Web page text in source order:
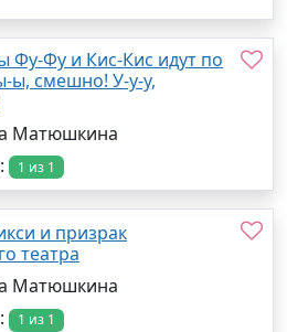
Фу-Фу и Кис-Кис идут по
ы, смешно! У-у-у,
Матюшкина
1 из 1
и призрак
театра
Матюшкина
1 из 1